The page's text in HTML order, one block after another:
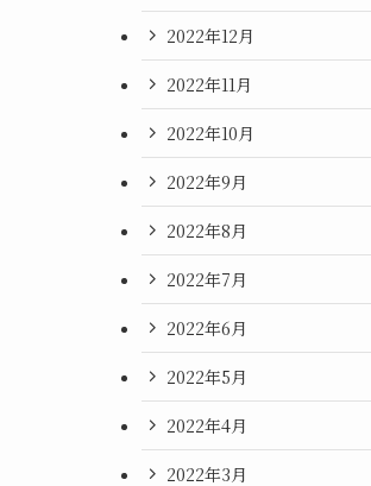
2022年12月
2022年11月
2022年10月
2022年9月
2022年8月
2022年7月
2022年6月
2022年5月
2022年4月
2022年3月